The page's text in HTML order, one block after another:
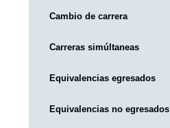
Cambio de carrera
Carreras simúltaneas
Equivalencias egresados
Equivalencias no egresados